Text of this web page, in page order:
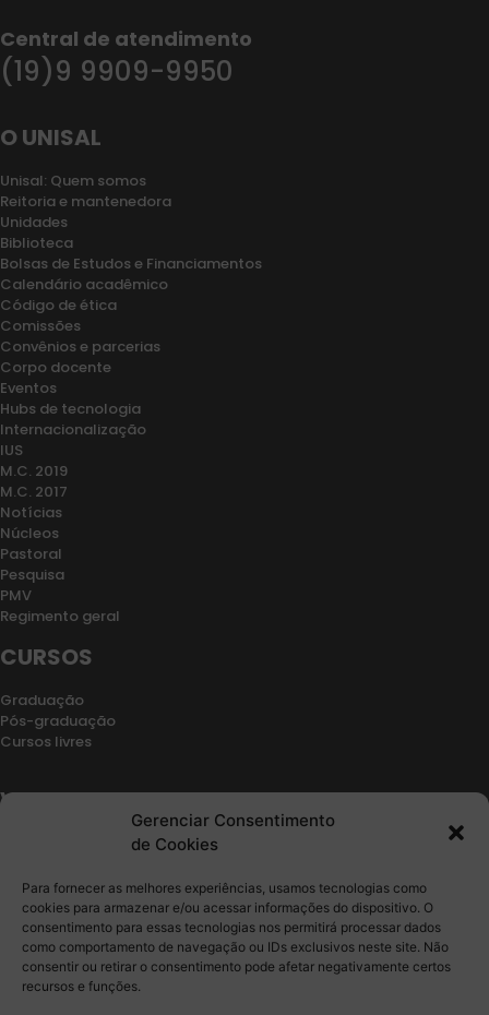
Gerenciar Consentimento
de Cookies
Para fornecer as melhores experiências, usamos tecnologias como
cookies para armazenar e/ou acessar informações do dispositivo. O
consentimento para essas tecnologias nos permitirá processar dados
como comportamento de navegação ou IDs exclusivos neste site. Não
consentir ou retirar o consentimento pode afetar negativamente certos
recursos e funções.
Central de atendimento
(19)9 9909-9950
O UNISAL
Unisal: Quem somos
Reitoria e mantenedora
Unidades
Biblioteca
Bolsas de Estudos e Financiamentos
Calendário acadêmico
Código de ética
Comissões
Convênios e parcerias
Corpo docente
Eventos
Hubs de tecnologia
Internacionalização
IUS
M.C. 2019
M.C. 2017
Notícias
Núcleos
Pastoral
Pesquisa
PMV
Regimento geral
CURSOS
Graduação
Pós-graduação
Cursos livres
VESTIBULAR
Retorno de vínculo
Transferencia
Edital
CONTATO
Fale Conosco